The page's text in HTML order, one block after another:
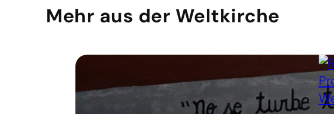
Mehr aus der Weltkirche